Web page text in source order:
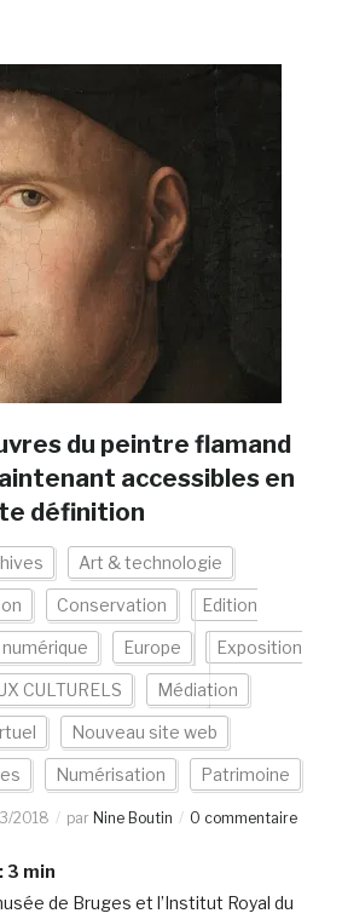
du peintre flamand
accessibles en
définition
Art & technologie
Conservation Edition
Europe Exposition
CULTURELS Médiation
Nouveau site web
Numérisation Patrimoine
2018 par Nine Boutin 0 commentaire
3 min
de Bruges et l’Institut Royal du